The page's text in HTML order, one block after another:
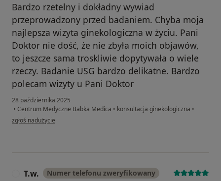
Bardzo rzetelny i dokładny wywiad
przeprowadzony przed badaniem. Chyba moja
najlepsza wizyta ginekologiczna w życiu. Pani
Doktor nie dość, że nie zbyła moich objawów,
to jeszcze sama troskliwie dopytywała o wiele
rzeczy. Badanie USG bardzo delikatne. Bardzo
polecam wizyty u Pani Doktor
28 października 2025
• Centrum Medyczne Babka Medica • konsultacja ginekologiczna •
w opinii użytkownika A.D.
zgłoś nadużycie
T.w. Numer telefonu zweryfikowany